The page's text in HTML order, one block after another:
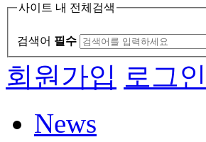
사이트 내 전체검색
검색어 필수
회원가입 로그인
News